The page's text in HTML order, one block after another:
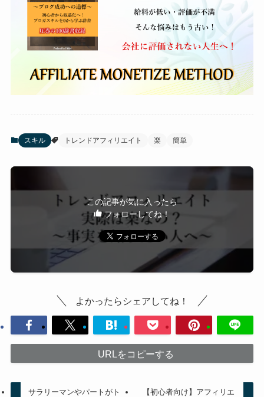
スキル トレンドアフィリエイト 楽 簡単
この記事が気に入ったら
フォローしてね！
よかったらシェアしてね！
URLをコピーする
サラリーマンやパートがト
【初心者向け】アフィリエ